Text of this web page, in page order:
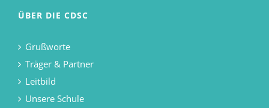
ÜBER DIE CDSC
Grußworte
Träger & Partner
Leitbild
Unsere Schule